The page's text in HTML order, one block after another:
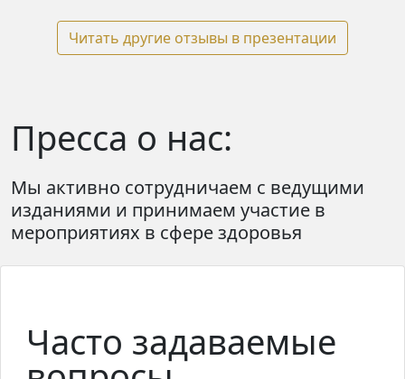
Читать другие отзывы в презентации
Пресса о нас:
Мы активно сотрудничаем с ведущими
изданиями и принимаем участие в
мероприятиях в сфере здоровья
Часто задаваемые